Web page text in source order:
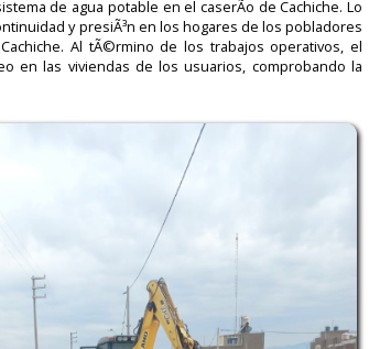
de agua potable en el caserÃ­o de Cachiche. Lo
y presiÃ³n en los hogares de los pobladores
Al tÃ©rmino de los trabajos operativos, el
en las viviendas de los usuarios, comprobando la